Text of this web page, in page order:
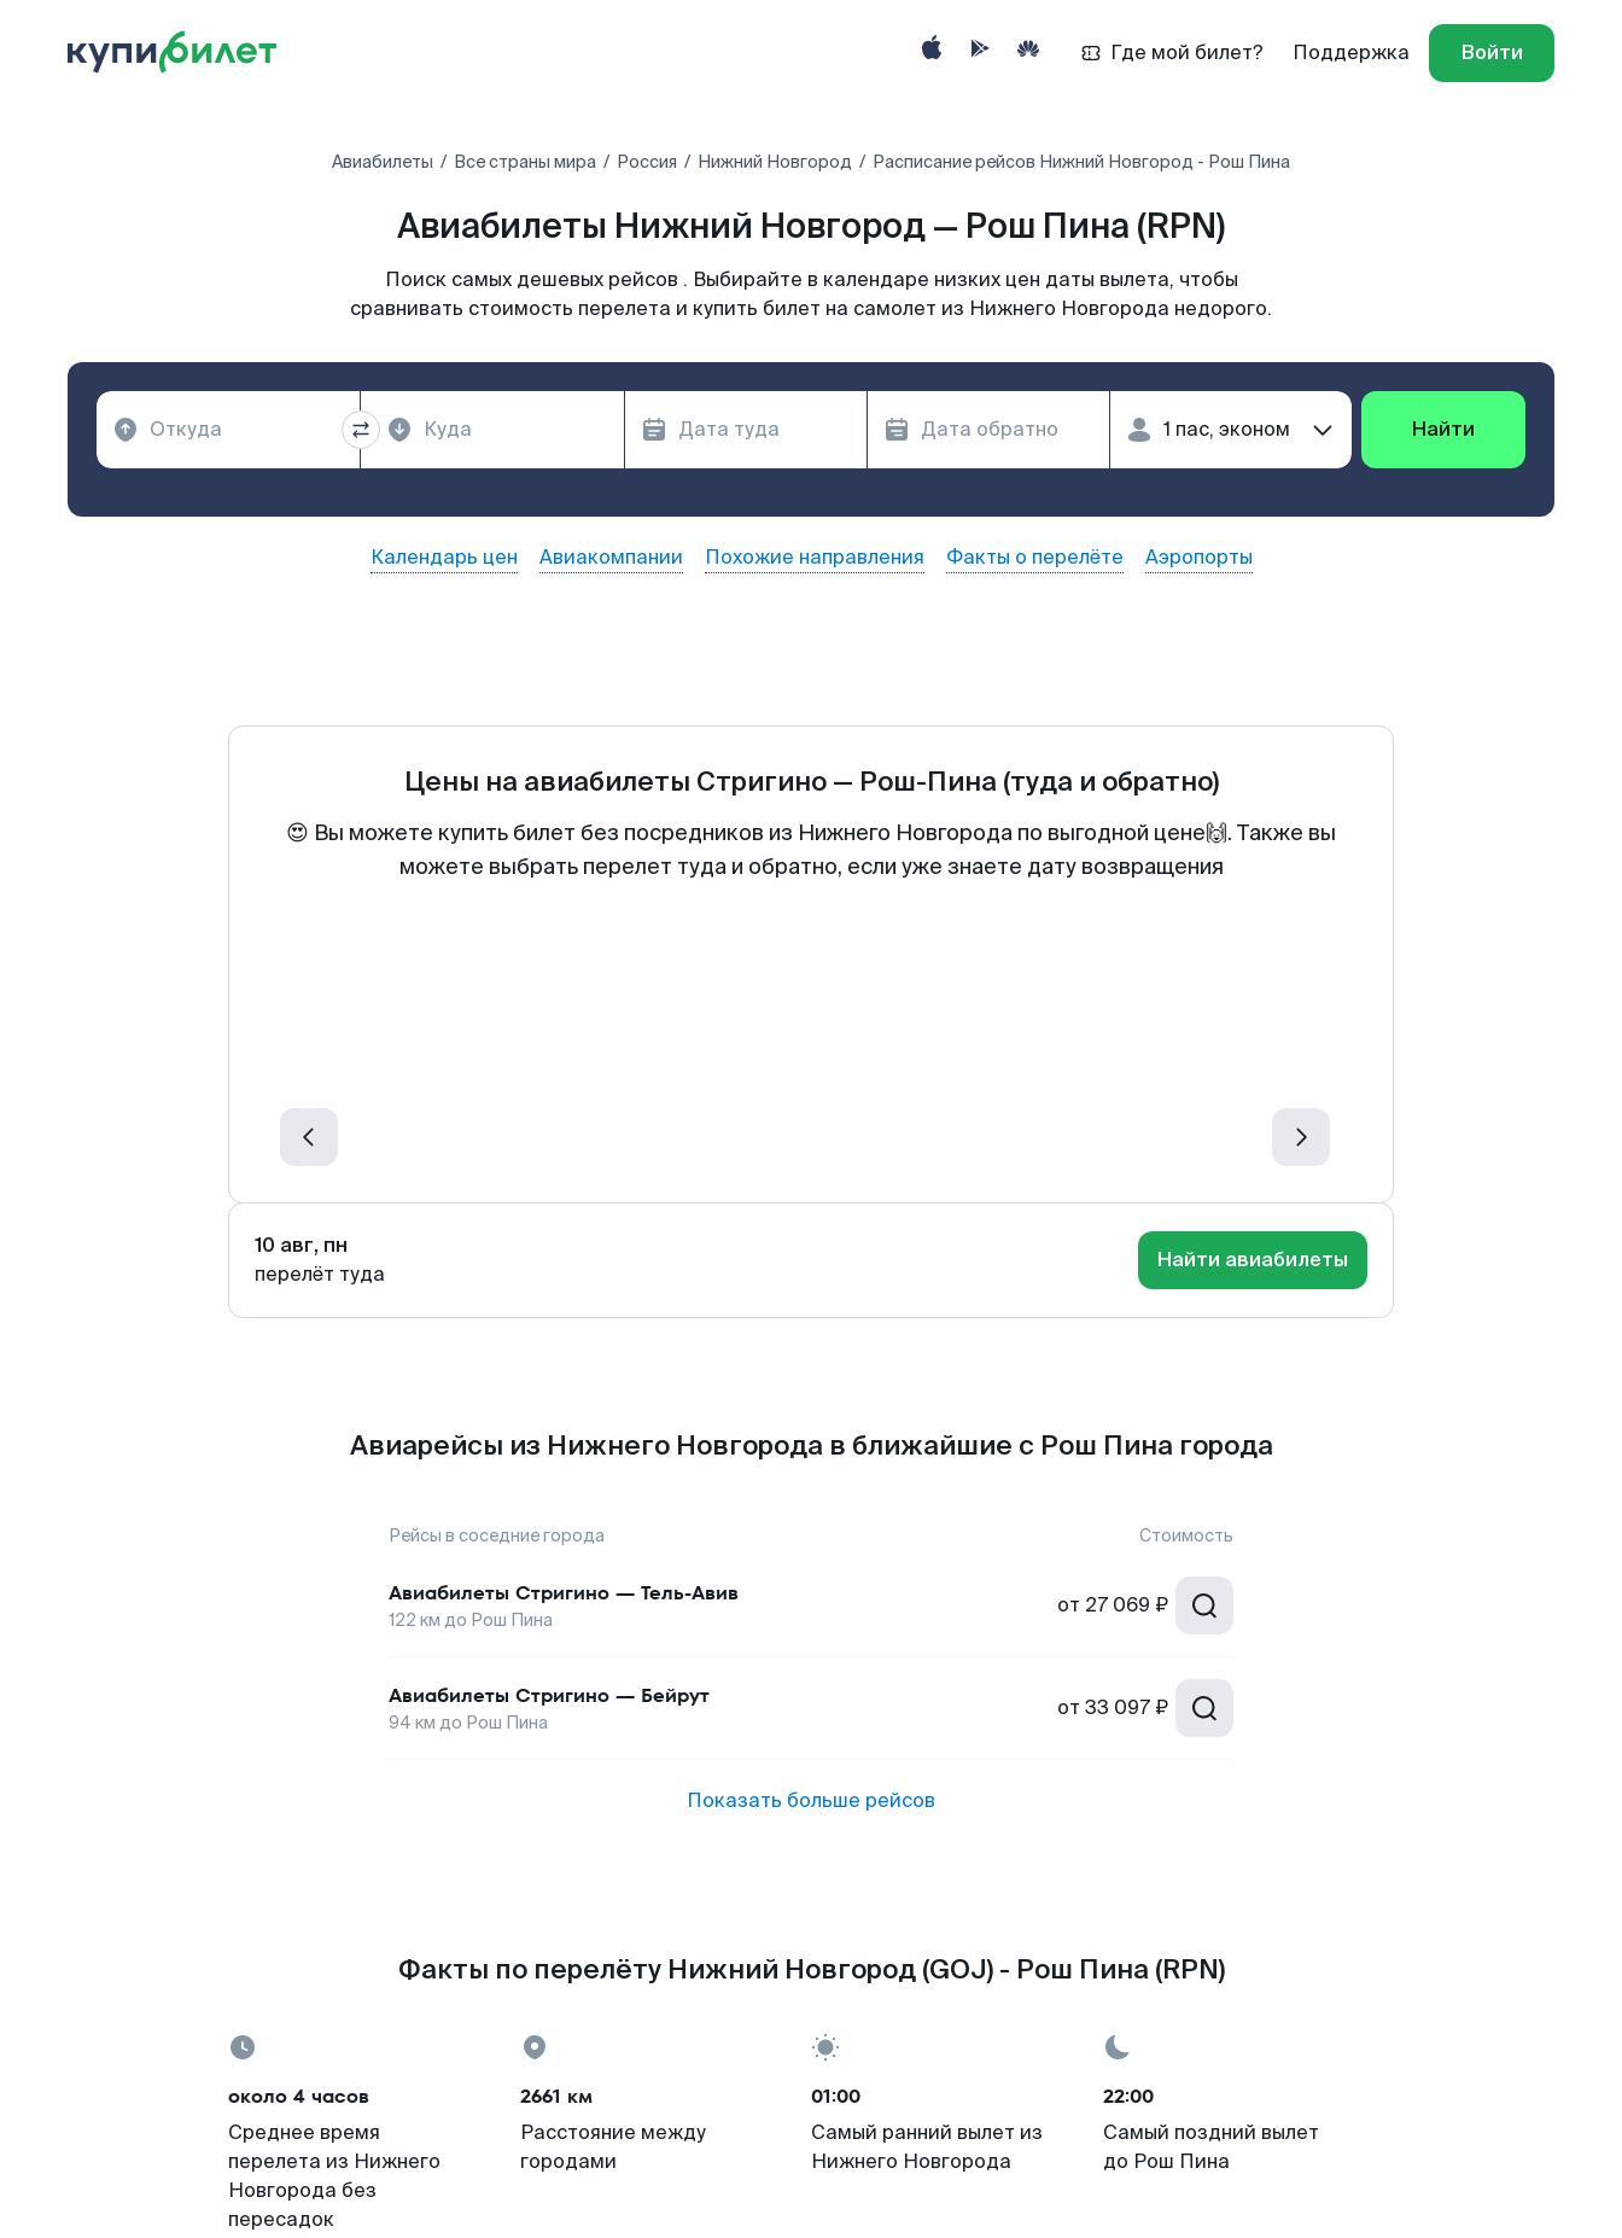
Где мой билет? Поддержка Войти
Авиабилеты Все страны мира Россия Нижний Новгород Расписание рейсов Нижний Новгород - Рош Пина
Авиабилеты Нижний Новгород — Рош Пина (RPN)
Поиск самых дешевых рейсов . Выбирайте в календаре низких цен даты вылета, чтобы
сравнивать стоимость перелета и купить билет на самолет из Нижнего Новгорода недорого.
Найти
Календарь цен Авиакомпании Похожие направления Факты о перелёте Аэропорты
Цены на авиабилеты Стригино— Рош-Пина (туда и обратно)
😍 Вы можете купить билет без посредников из Нижнего Новгорода по выгодной цене🙌. Также вы
можете выбрать перелет туда и обратно, если уже знаете дату возвращения
10 авг, пн
перелёт туда
Найти авиабилеты
Авиарейсы из Нижнего Новгорода в ближайшие с Рош Пина города
Рейсы в соседние города Стоимость
Авиабилеты Стригино — Тель-Авив
122 км до Рош Пина
от 27 069 ₽
Авиабилеты Стригино — Бейрут
94 км до Рош Пина
от 33 097 ₽
Показать больше рейсов
Факты по перелёту Нижний Новгород (GOJ) - Рош Пина (RPN)
около 4 часов
Среднее время
перелета из Нижнего
Новгорода без
пересадок
2661 км
Расстояние между
городами
01:00
Самый ранний вылет из
Нижнего Новгорода
22:00
Самый поздний вылет
до Рош Пина